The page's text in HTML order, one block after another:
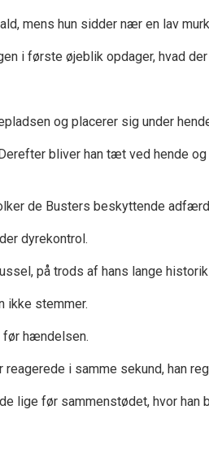
mens hun sidder nær en lav
i første øjeblik opdager, hvad
og placerer sig under
bliver han tæt ved hende
de Busters beskyttende
dyrekontrol.
på trods af hans lange
ikke stemmer.
før hændelsen.
i samme sekund, han
lige før sammenstødet, hvor